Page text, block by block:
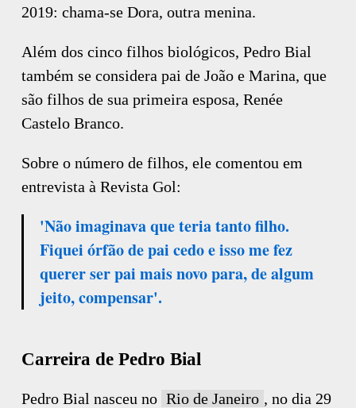
2019: chama-se Dora, outra menina.
Além dos cinco filhos biológicos, Pedro Bial
também se considera pai de João e Marina, que
são filhos de sua primeira esposa, Renée
Castelo Branco.
Sobre o número de filhos, ele comentou em
entrevista à Revista Gol:
'Não imaginava que teria tanto filho.
Fiquei órfão de pai cedo e isso me fez
querer ser pai mais novo para, de algum
jeito, compensar'.
Carreira de Pedro Bial
Pedro Bial nasceu no Rio de Janeiro , no dia 29